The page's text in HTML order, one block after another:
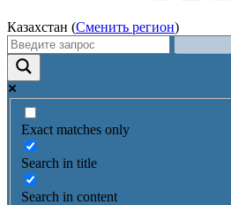
Казахстан (Сменить регион)
Exact matches only
Search in title
Search in content